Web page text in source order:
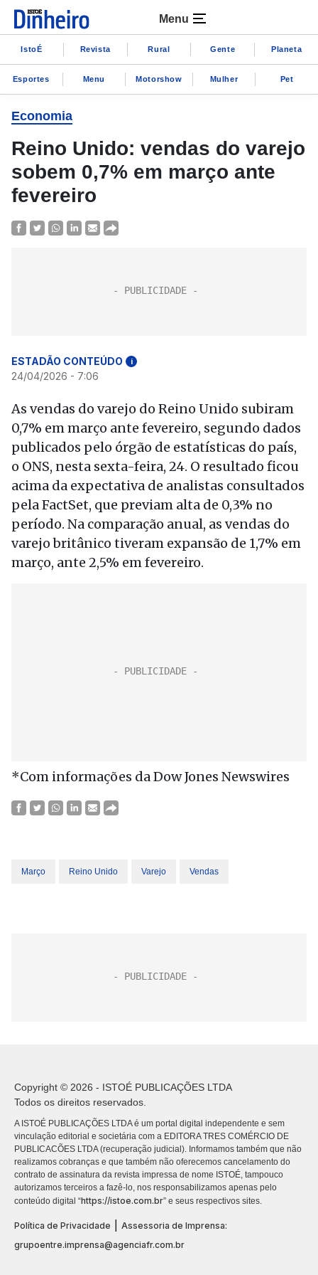
Menu
IstoÉ Revista Rural Gente Planeta
Esportes Menu Motorshow Mulher Pet
Economia
Reino Unido: vendas do varejo
sobem 0,7% em março ante
fevereiro
ESTADÃO CONTEÚDO i
24/04/2026 - 7:06
As vendas do varejo do Reino Unido subiram
0,7% em março ante fevereiro, segundo dados
publicados pelo órgão de estatísticas do país,
o ONS, nesta sexta-feira, 24. O resultado ficou
acima da expectativa de analistas consultados
pela FactSet, que previam alta de 0,3% no
período. Na comparação anual, as vendas do
varejo britânico tiveram expansão de 1,7% em
março, ante 2,5% em fevereiro.
*Com informações da Dow Jones Newswires
Março Reino Unido Varejo Vendas
Copyright © 2026 - ISTOÉ PUBLICAÇÕES LTDA
Todos os direitos reservados.
A ISTOÉ PUBLICAÇÕES LTDA é um portal digital independente e sem
vinculação editorial e societária com a EDITORA TRES COMÉRCIO DE
PUBLICACÕES LTDA (recuperação judicial). Informamos também que não
realizamos cobranças e que também não oferecemos cancelamento do
contrato de assinatura da revista impressa de nome ISTOÉ, tampouco
autorizamos terceiros a fazê-lo, nos responsabilizamos apenas pelo
conteúdo digital “https://istoe.com.br” e seus respectivos sites.
Política de Privacidade
Assessoria de Imprensa:
grupoentre.imprensa@agenciafr.com.br